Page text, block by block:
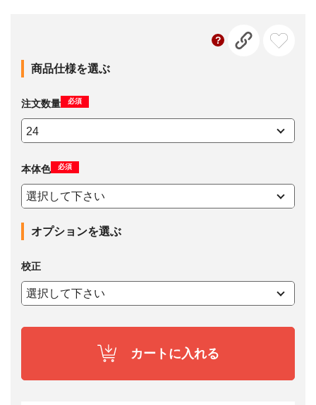
商品仕様を選ぶ
注文数量 必須
本体色 必須
オプションを選ぶ
校正
カートに入れる